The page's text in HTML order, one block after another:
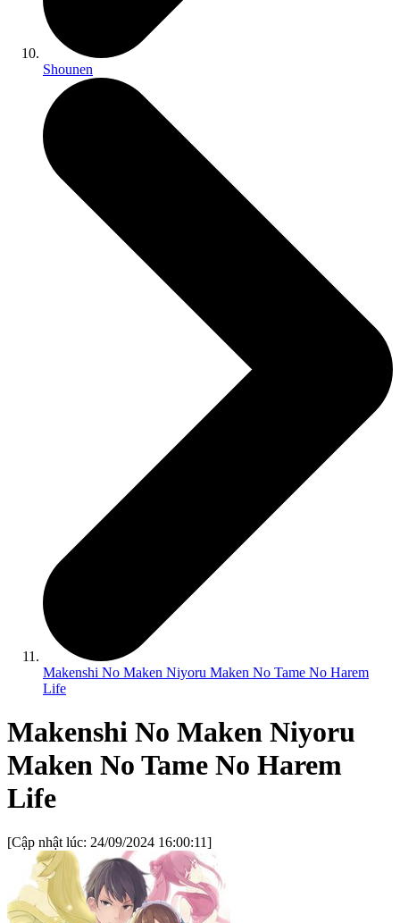
Shounen
Makenshi No Maken Niyoru Maken No Tame No Harem
Life
Makenshi No Maken Niyoru
Maken No Tame No Harem
Life
[Cập nhật lúc: 24/09/2024 16:00:11]